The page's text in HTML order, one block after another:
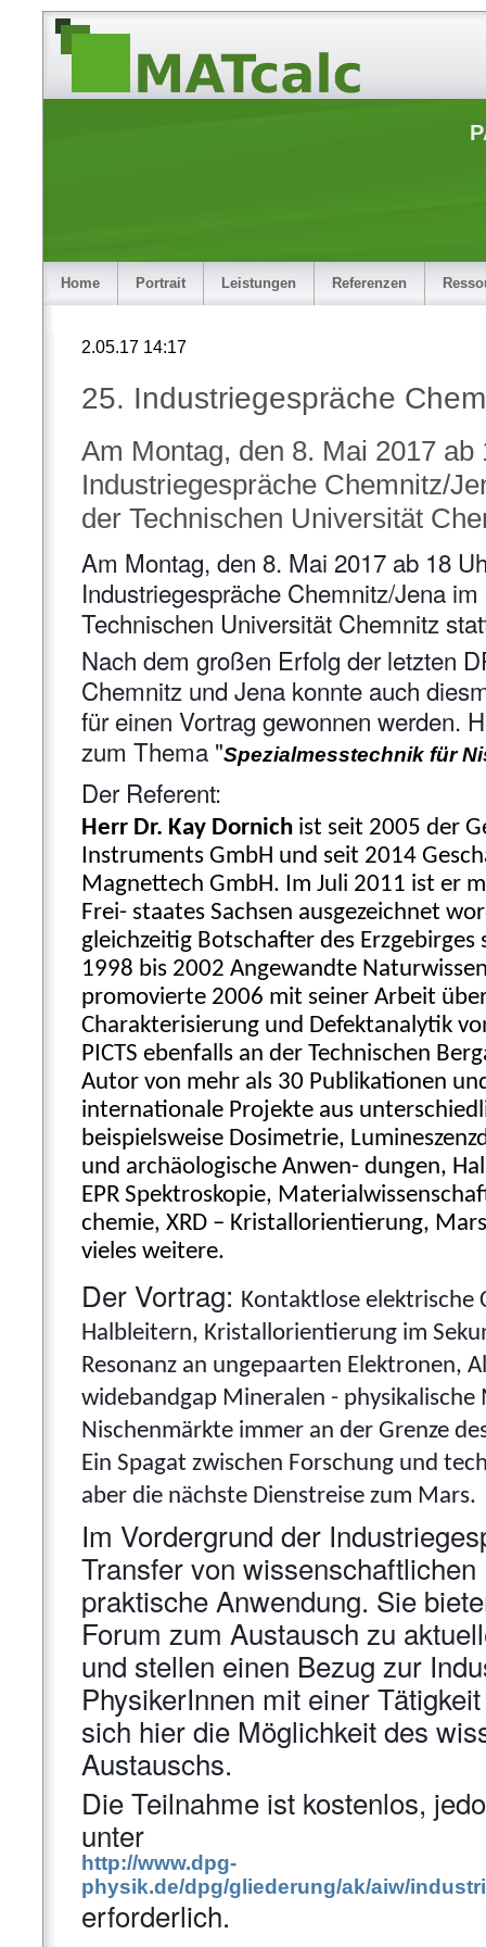
Home Portrait Leistungen Referenzen
2.05.17 14:17
25. Industriegespräche
Am Montag, den 8. Mai 2017 ab
Industriegespräche Chemnitz/
der Technischen Universität
Am Montag, den 8. Mai 2017 ab 18
Industriegespräche Chemnitz/Jena
Technischen Universität Chemnitz
Nach dem großen Erfolg der letzten
Chemnitz und Jena konnte auch
für einen Vortrag gewonnen werden.
zum Thema "Spezialmesstechnik für
Der Referent:
Herr Dr. Kay Dornich ist seit 2005 der
Instruments GmbH und seit 2014
Magnettech GmbH. Im Juli 2011 ist er
Frei- staates Sachsen ausgezeichnet
gleichzeitig Botschafter des
1998 bis 2002 Angewandte
promovierte 2006 mit seiner Arbeit
Charakterisierung und Defektanalytik
PICTS ebenfalls an der Technischen
Autor von mehr als 30 Publikationen
internationale Projekte aus
beispielsweise Dosimetrie,
und archäologische Anwen- dungen,
EPR Spektroskopie,
chemie, XRD – Kristallorientierung,
vieles weitere.
Der Vortrag: Kontaktlose elektrische
Halbleitern, Kristallorientierung im
Resonanz an ungepaarten Elektronen,
widebandgap Mineralen -
Nischenmärkte immer an der Grenze
Ein Spagat zwischen Forschung und
aber die nächste Dienstreise zum Mars.
Im Vordergrund der
Transfer von
praktische Anwendung. Sie
Forum zum Austausch zu
und stellen einen Bezug zur
PhysikerInnen mit einer
sich hier die Möglichkeit des
Austauschs.
Die Teilnahme ist kostenlos,
unter
http://www.dpg-
physik.de/dpg/gliederung/ak/aiw/
erforderlich.